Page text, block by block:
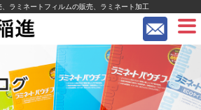
ラミネートフィルムの販売、ラミネート加工